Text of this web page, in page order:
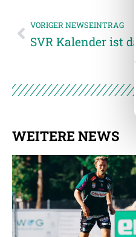
VORIGER NEWSEINTRAG
SVR Kalender ist da!
WEITERE NEWS